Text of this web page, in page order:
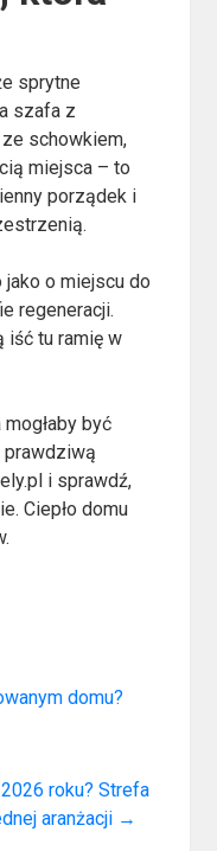
sprytne
szafa z
ze schowkiem,
miejsca – to
porządek i
o miejscu do
regeneracji.
iść tu ramię w
być
prawdziwą
i sprawdź,
Ciepło domu
domu?
roku? Strefa
aranżacji →